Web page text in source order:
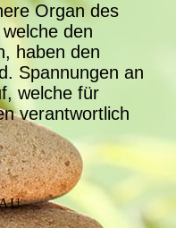
Organ des
den
haben den
Spannungen an
welche für
verantwortlich